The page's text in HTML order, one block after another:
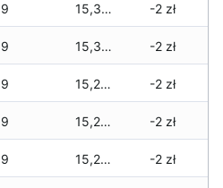
9 15,320 zł -2 zł
9 15,310 zł -2 zł
9 15,285 zł -2 zł
9 15,285 zł -2 zł
9 15,285 zł -2 zł